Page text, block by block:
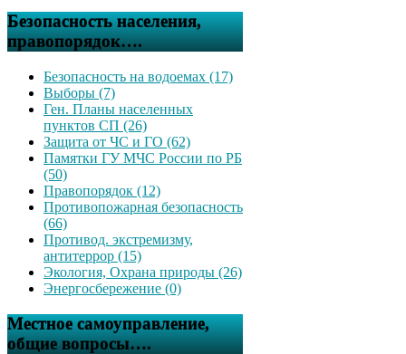
Безопасность населения,
правопорядок….
Безопасность на водоемах (17)
Выборы (7)
Ген. Планы населенных
пунктов СП (26)
Защита от ЧС и ГО (62)
Памятки ГУ МЧС России по РБ
(50)
Правопорядок (12)
Противопожарная безопасность
(66)
Противод. экстремизму,
антитеррор (15)
Экология, Охрана природы (26)
Энергосбережение (0)
Местное самоуправление,
общие вопросы….